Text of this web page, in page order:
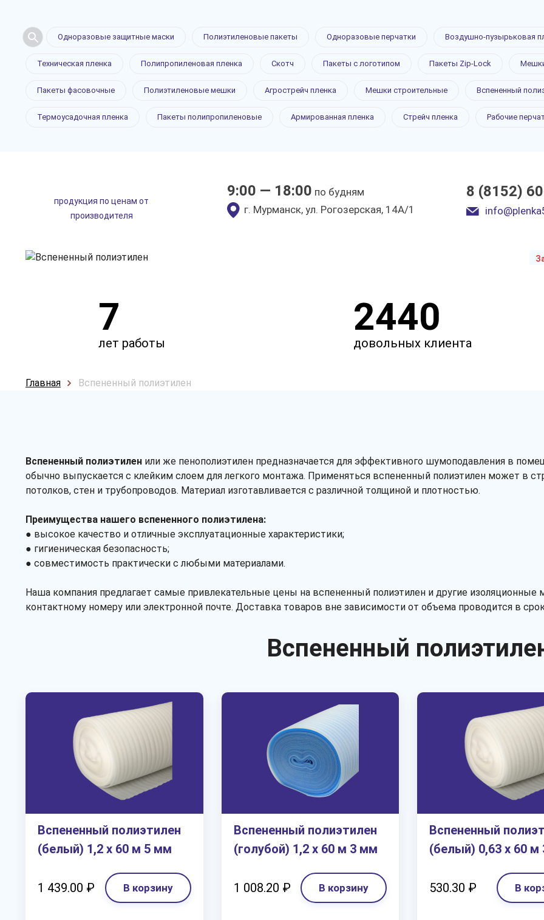
Одноразовые защитные маски Полиэтиленовые пакеты Одноразовые перчатки Воздушно-пузырьковая
Техническая пленка Полипропиленовая пленка Скотч Пакеты с логотипом Пакеты Zip-Lock
Пакеты фасовочные Полиэтиленовые мешки Агрострейч пленка Мешки строительные Вспененный
Термоусадочная пленка Пакеты полипропиленовые Армированная пленка Стрейч пленка Рабочие
продукция по ценам от
производителя
9:00 — 18:00 по будням
г. Мурманск, ул. Рогозерская, 14А/1
8 (8152)
Вспененный
полиэтилен
только приятные цены
7
лет работы
2440
довольных клиента
Главная Вспененный полиэтилен
Вспененный полиэтилен или же пенополиэтилен предназначается для эффективного шумоподавления в
обычно выпускается с клейким слоем для легкого монтажа. Применяться вспененный полиэтилен может в
потолков, стен и трубопроводов. Материал изготавливается с различной толщиной и плотностью.
Преимущества нашего вспененного полиэтилена:
● высокое качество и отличные эксплуатационные характеристики;
● гигиеническая безопасность;
● совместимость практически с любыми материалами.
Наша компания предлагает самые привлекательные цены на вспененный полиэтилен и другие
контактному номеру или электронной почте. Доставка товаров вне зависимости от объема проводится в
Вспененный
Вспененный полиэтилен
(белый) 1,2 х 60 м 5 мм
1 439.00 ₽ В корзину
Вспененный полиэтилен
(голубой) 1,2 х 60 м 3 мм
1 008.20 ₽ В корзину
Вспененный
(белый) 0,63 х 60
530.30 ₽ В